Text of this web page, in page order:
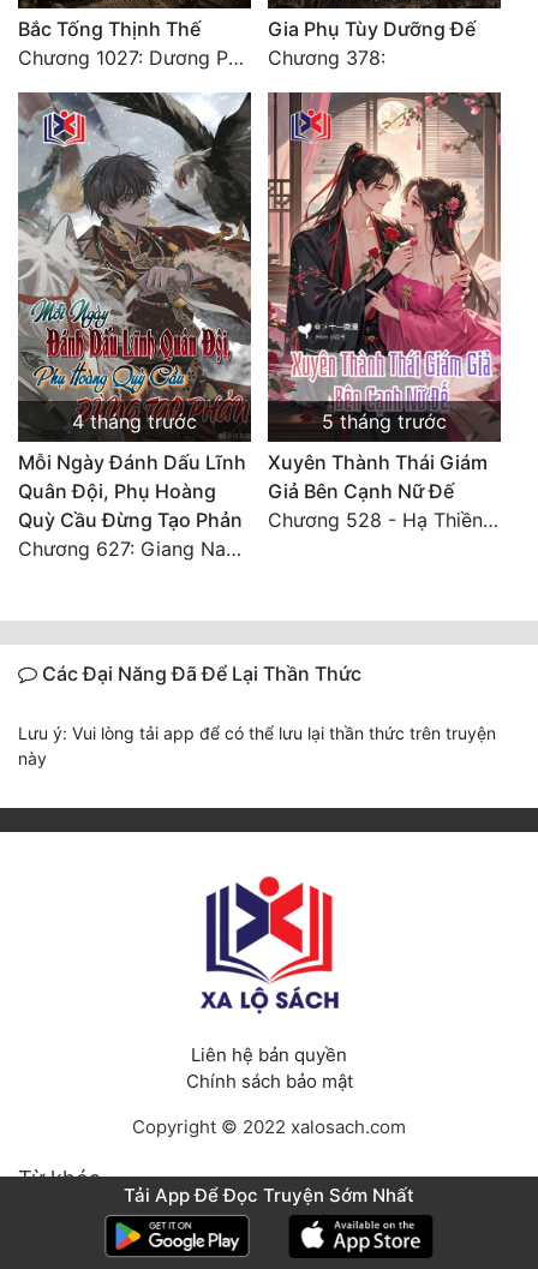
Bắc Tống Thịnh Thế
Chương 1027: Dương Phàm! Viễn Hàng!
Gia Phụ Tùy Dưỡng Đế
Chương 378:
4 tháng trước
Mỗi Ngày Đánh Dấu Lĩnh
Quân Đội, Phụ Hoàng
Quỳ Cầu Đừng Tạo Phản
Chương 627: Giang Nam sáu châu càn khôn định
5 tháng trước
Xuyên Thành Thái Giám
Giả Bên Cạnh Nữ Đế
Chương 528 - Hạ Thiền thiên 1
Các Đại Năng Đã Để Lại Thần Thức
Lưu ý: Vui lòng tải app để có thể lưu lại thần thức trên truyện
này
Liên hệ bản quyền
Chính sách bảo mật
Copyright © 2022 xalosach.com
Từ khóa
Truyện tranh Truyện Kỳ Huyễn
Tải App Để Đọc Truyện Sớm Nhất